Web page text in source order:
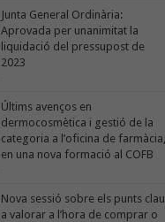
Junta General Ordinària:
Aprovada per unanimitat la
liquidació del pressupost de
2023
Últims avenços en
dermocosmètica i gestió de la
categoria a l’oficina de farmàcia,
en una nova formació al COFB
Nova sessió sobre els punts clau
a valorar a l’hora de comprar o